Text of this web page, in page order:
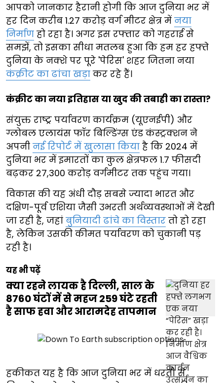
आपको जानकार हैरानी होगी कि आज दुनिया भर में
हर दिन करीब 1.27 करोड़ वर्ग मीटर क्षेत्र में नया
निर्माण हो रहा है। अगर इस रफ्तार को गहराई से
समझें, तो इसका सीधा मतलब हुआ कि हम हर हफ्ते
दुनिया के नक्शे पर पूरे 'पेरिस' शहर जितना नया
कंक्रीट का ढांचा खड़ा कर रहे हैं।
कंक्रीट का नया इतिहास या खुद की तबाही का रास्ता?
संयुक्त राष्ट्र पर्यावरण कार्यक्रम (यूएनईपी) और
ग्लोबल एलायंस फॉर बिल्डिंग्स एंड कंस्ट्रक्शन ने
अपनी नई रिपोर्ट में खुलासा किया है कि 2024 में
दुनिया भर में इमारतों का कुल क्षेत्रफल 1.7 फीसदी
बढ़कर 27,300 करोड़ वर्गमीटर तक पहुंच गया।
विकास की यह अंधी दौड़ सबसे ज्यादा भारत और
दक्षिण-पूर्व एशिया जैसी उभरती अर्थव्यवस्थाओं में देखी
जा रही है, जहां बुनियादी ढांचे का विस्तार तो हो रहा
है, लेकिन उसकी कीमत पर्यावरण को चुकानी पड़
रही है।
यह भी पढ़ें
क्या रहने लायक है दिल्ली, साल के
8760 घंटों में से महज 259 घंटे रहती
है साफ हवा और आरामदेह तापमान
हकीकत यह है कि आज दुनिया भर में धरती से